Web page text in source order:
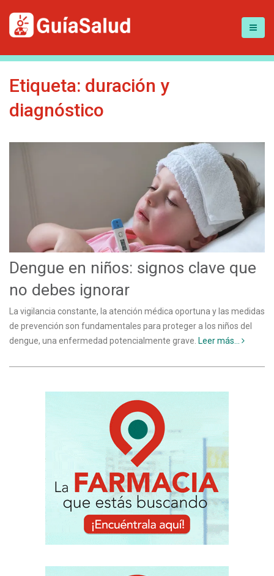
Etiqueta: duración y
diagnóstico
Dengue en niños: signos clave que
no debes ignorar
La vigilancia constante, la atención médica oportuna y las medidas
de prevención son fundamentales para proteger a los niños del
dengue, una enfermedad potencialmente grave. Leer más...